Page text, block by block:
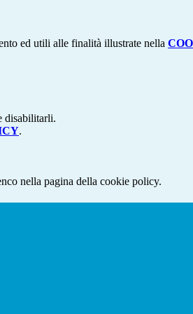
ed utili alle finalità illustrate nella
disabilitarli.
.
nella pagina della cookie policy.